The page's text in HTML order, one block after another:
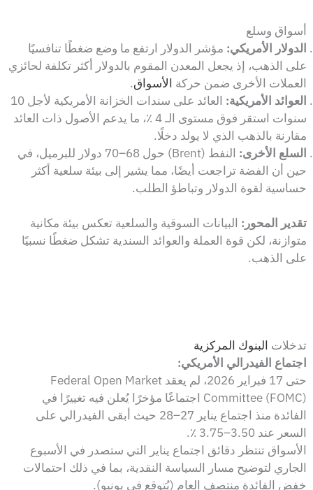
أسواق وسلع
الدولار الأمريكي: مؤشر الدولار ارتفع ما وضع ضغطًا تنافسيًا
على الذهب، إذ يجعل المعدن المقوم بالدولار أكثر تكلفة لحائزي
العملات الأخرى ضمن حركة الأسواق.
العوائد الأمريكية:
العائد على سندات الخزانة الأمريكية لأجل 10
سنوات استقر فوق مستوى الـ 4 ٪، ما يدعم الأصول ذات العائد
مقارنة بالذهب الذي لا يولد دخلًا.
السلع الأخرى:
النفط (Brent) حول 68–70 دولار للبرميل، في
حين أن الفضة تراجعت أيضًا، مما يشير إلى بيئة سلعية أكثر
حساسية لقوة الدولار وتباطؤ الطلب.
تقدير المحور: البيانات السوقية والسلعية تعكس بيئة مكانية
متوازنة، لكن قوة العملة والعوائد السندية تشكل ضغطًا نسبيًا
على الذهب.
تدخلات البنوك المركزية
اجتماع الفيدرالي الأمريكي:
حتى 17 فبراير 2026، لم يعقد Federal Open Market
Committee (FOMC) اجتماعًا مؤخرًا يُعلن فيه تغييرًا في
الفائدة منذ اجتماع يناير 27–28 حيث أبقى الفيدرالي على
السعر عند 3.50–3.75 ٪.
الأسواق تنتظر دقائق اجتماع يناير التي ستصدر في الأسبوع
الجاري لتوضيح مسار السياسة النقدية، بما في ذلك احتمالات
خفض الفائدة منتصف العام (يُتوقع في يونيو).